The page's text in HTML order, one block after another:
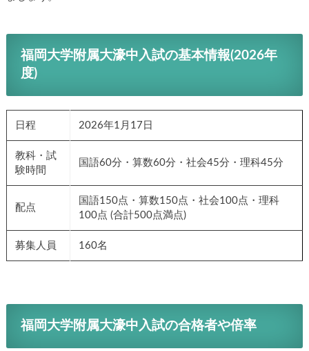
福岡大学附属大濠中入試の基本情報(2026年
度)
日程 2026年1月17日
教科・試
験時間
国語60分・算数60分・社会45分・理科45分
配点
国語150点・算数150点・社会100点・理科
100点 (合計500点満点)
募集人員 160名
福岡大学附属大濠中入試の合格者や倍率